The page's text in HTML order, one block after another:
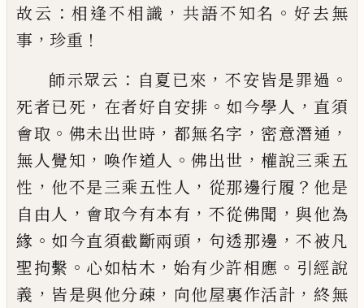
故云 ：相逢不相識 ，共語不知名 。 好去無
事 ， 珍重 ！
師示眾云 ： 自夏已來 ，不安皆是罪過 。
死者已死 ， 在者好自安排 。 如今學人 ， 直須
會取 。 佛未出世時 ， 都無名字 ， 密意潛通 ，
無人覺知 ， 喚作道人 。佛出世 ， 權說三乘五
性 ， 他不是三乘五性人 ， 從那邊行履 ？ 他是
自由人 ， 會取今有本有 ， 不從佛聞 ，與他為
緣 。 如今直須截斷兩頭 ， 句透那邊 ，不被凡
聖拘繫 。 心如枯木 ， 始有少許相應 。 引經說
義 ， 皆是與他分疎 ， 向他屋裏作活計 ， 終無